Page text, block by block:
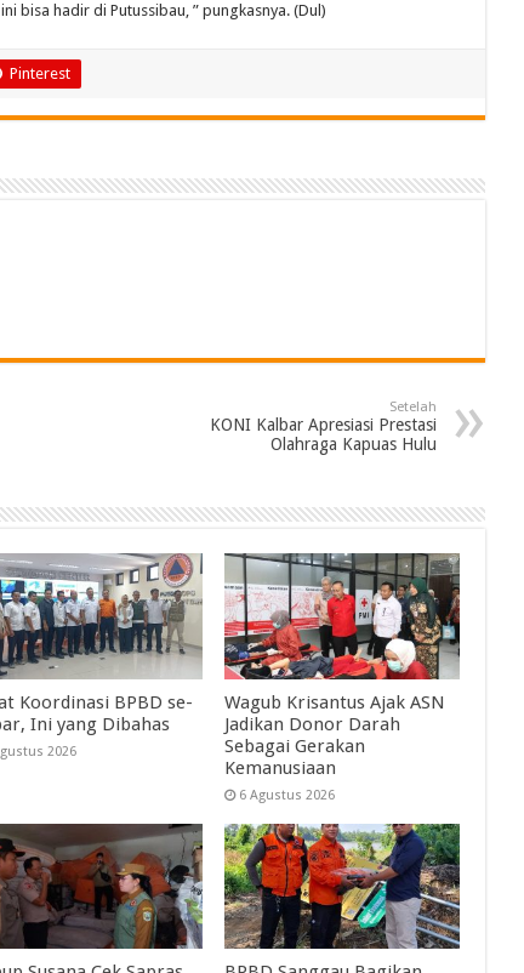
bisa hadir di Putussibau, ” pungkasnya. (Dul)
Pinterest
Setelah
KONI Kalbar Apresiasi Prestasi
Olahraga Kapuas Hulu
Koordinasi BPBD se-
Ini yang Dibahas
2026
Wagub Krisantus Ajak ASN
Jadikan Donor Darah
Sebagai Gerakan
Kemanusiaan
6 Agustus 2026